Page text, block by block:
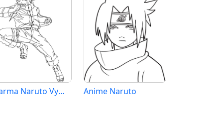
Zdarma Naruto Vymalovatelné Anime Naruto